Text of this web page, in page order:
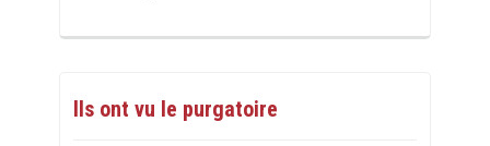
Ils ont vu le purgatoire